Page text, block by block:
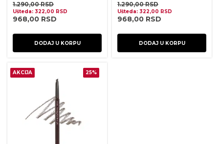
1.290,00RSD
Ušteda: 322,00 RSD
968,00 RSD
DODAJ U KORPU
1.290,00RSD
Ušteda: 322,00 RSD
968,00 RSD
DODAJ U KORPU
AKCIJA 25%